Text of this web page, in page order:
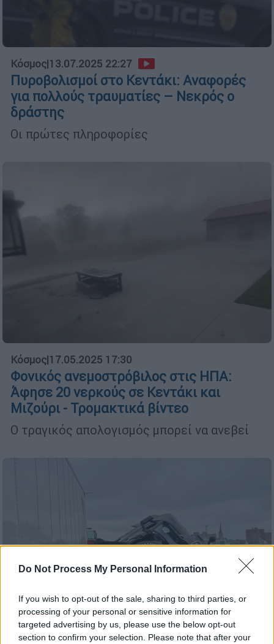
Do Not Process My Personal Information
If you wish to opt-out of the sale, sharing to third parties, or
processing of your personal or sensitive information for
targeted advertising by us, please use the below opt-out
section to confirm your selection. Please note that after your
Κόσμος|13.07.2025 22:27
Πυροβολισμοί στο Κεντάκι: Αναφορές
για πολλούς τραυματίες – Νεκρός ο
δράστης
Οι πρώτες πληροφορίες
Κόσμος|17.05.2025 17:30
Φονικός ανεμοστρόβιλος στις ΗΠΑ:
Άφησε 20 νερκούς σε Κεντάκι και
Μιζούρι - Τρομακτικά βίντεο
Ο τραγικός απολογισμός μπορεί να ανεβεί